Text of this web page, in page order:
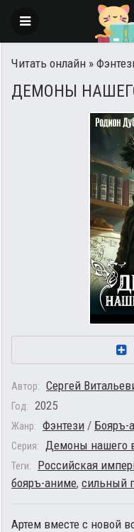
Читать онлайн »
ДЕМОНЫ
Автор: Сергей
Год: 2025
Жанр: Фэнтези / Бояръ-
Серия: Демоны нашего
Теги: Российская
бояръ-аниме, сильный
Артем вместе с новой